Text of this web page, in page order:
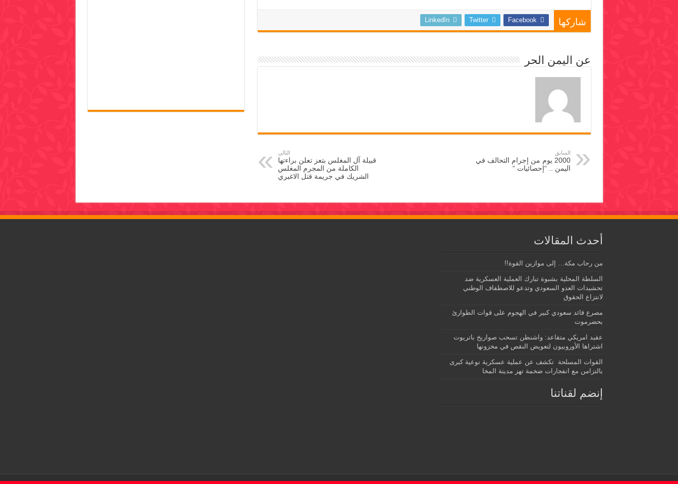
شاركها Facebook
Twitter
LinkedIn
عن اليمن الحر
السابق
2000 يوم من إجرام التحالف في
اليمن .. “إحصائيات “
التالي
قبيلة آل المغلس بتعز تعلن براءتها
الكاملة من المجرم المغلس
الشريك في جريمة قتل الاغبري
أحدث المقالات
من رحاب مكة… إلى موازين القوة!!
السلطة المحلية بشبوة تبارك العملية العسكرية ضد
تحشيدات العدو السعودي وتدعو للاصطفاف الوطني
لانتزاع الحقوق
مصرع قائد سعودي كبير في الهجوم على قوات الطوارئ
بحضرموت
عقيد امريكي متقاعد: واشنطن تسحب صواريخ باتريوت
اشتراها الأوروبيون لتعويض النقص في مخزونها
القوات المسلحة تكشف عن عملية عسكرية نوعية كبرى
بالتزامن مع انفجارات ضخمة تهز مدينة المخا
إنضم لقناتنا